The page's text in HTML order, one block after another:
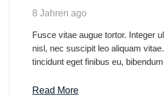
8 Jahren ago
Fusce vitae augue tortor. Integer
nisl, nec suscipit leo aliquam
tincidunt eget finibus eu,
Read More